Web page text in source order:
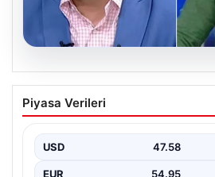
04.08.2026
Cem Küçük Davası:
Programcısı Tahir
Küçük soruşturması kapsamında,
tanınan isimlerden…
Piyasa Verileri
USD 47.58
EUR 54.95